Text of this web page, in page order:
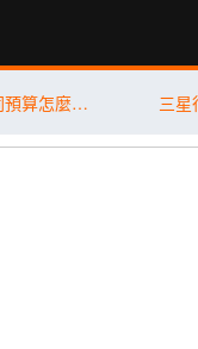
2026 最值得買的手機推薦｜不同預算怎麼選？5 款熱門手機完整比較 三星